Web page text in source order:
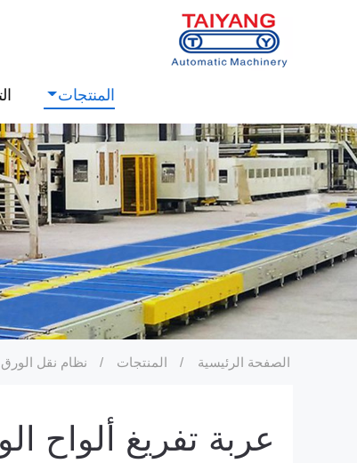
المنتجات
الصفحة الرئيسية المنتجات نظام نقل
عربة تفريغ ألواح